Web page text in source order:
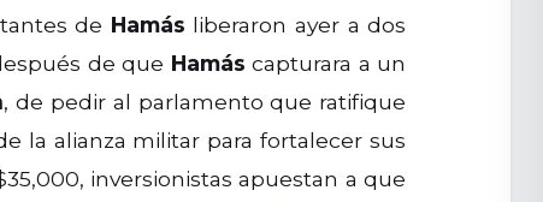
de Hamás liberaron ayer a dos
de que Hamás capturara a un
, de pedir al parlamento que ratifique
la alianza militar para fortalecer sus
inversionistas apuestan a que